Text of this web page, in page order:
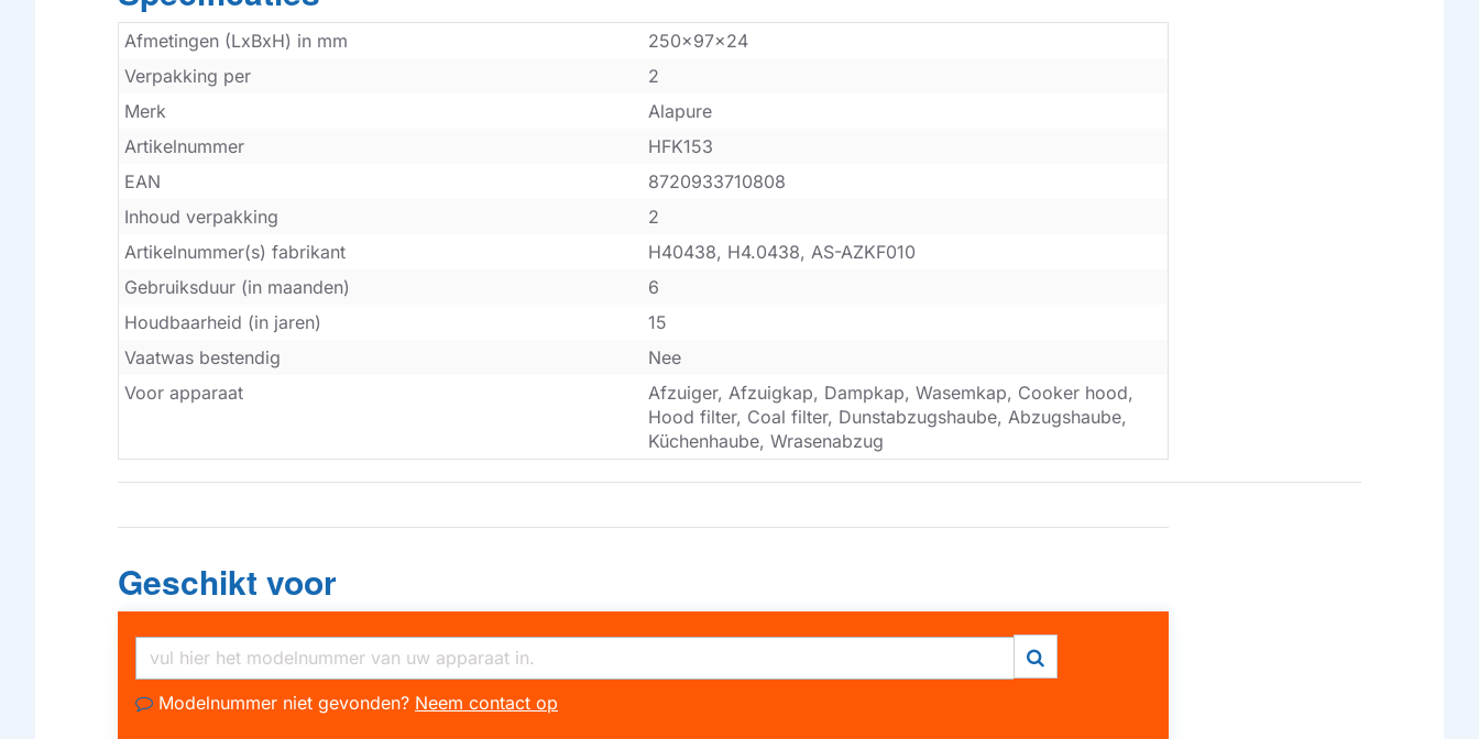
Afmetingen (LxBxH) in mm
250x97x24
Verpakking per
2
Merk
Alapure
Artikelnummer
HFK153
EAN
8720933710808
Inhoud verpakking
2
Artikelnummer(s) fabrikant
H40438, H4.0438, AS-AZKF010
Gebruiksduur (in maanden)
6
Houdbaarheid (in jaren)
15
Vaatwas bestendig
Nee
Voor apparaat
Afzuiger, Afzuigkap, Dampkap, Wasemkap, Cooker hood,
Hood filter, Coal filter, Dunstabzugshaube, Abzugshaube,
Küchenhaube, Wrasenabzug
Geschikt voor
Modelnummer niet gevonden? Neem contact op